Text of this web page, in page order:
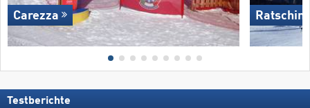
Carezza
Testberichte